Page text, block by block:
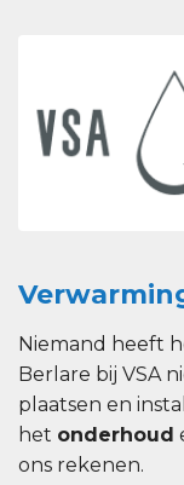
Niemand heeft
Berlare bij VSA
plaatsen en
het onderhoud
ons rekenen.